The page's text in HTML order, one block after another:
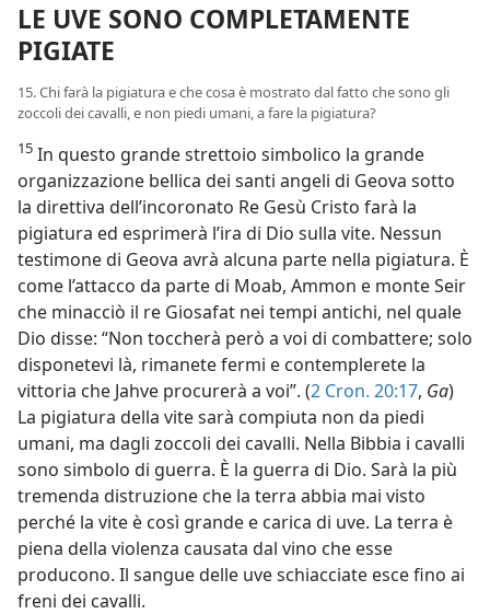
LE UVE SONO COMPLETAMENTE
PIGIATE
15. Chi farà la pigiatura e che cosa è mostrato dal fatto che sono gli
zoccoli dei cavalli, e non piedi umani, a fare la pigiatura?
15 In questo grande strettoio simbolico la grande
organizzazione bellica dei santi angeli di Geova sotto
la direttiva dell’incoronato Re Gesù Cristo farà la
pigiatura ed esprimerà l’ira di Dio sulla vite. Nessun
testimone di Geova avrà alcuna parte nella pigiatura. È
come l’attacco da parte di Moab, Ammon e monte Seir
che minacciò il re Giosafat nei tempi antichi, nel quale
Dio disse: “Non toccherà però a voi di combattere; solo
disponetevi là, rimanete fermi e contemplerete la
vittoria che Jahve procurerà a voi”. (2 Cron. 20:17, Ga)
La pigiatura della vite sarà compiuta non da piedi
umani, ma dagli zoccoli dei cavalli. Nella Bibbia i cavalli
sono simbolo di guerra. È la guerra di Dio. Sarà la più
tremenda distruzione che la terra abbia mai visto
perché la vite è così grande e carica di uve. La terra è
piena della violenza causata dal vino che esse
producono. Il sangue delle uve schiacciate esce fino ai
freni dei cavalli.